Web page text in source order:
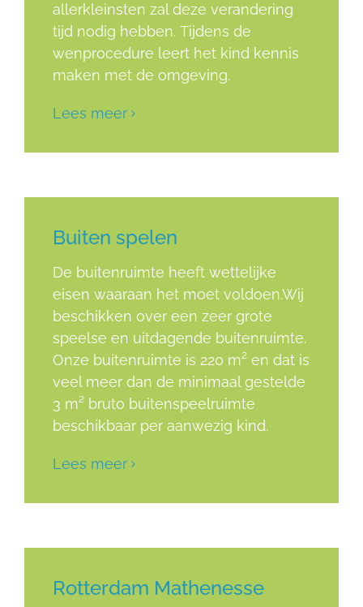
allerkleinsten zal deze verandering
tijd nodig hebben. Tijdens de
wenprocedure leert het kind kennis
maken met de omgeving.
Lees meer
Buiten spelen
De buitenruimte heeft wettelijke
eisen waaraan het moet voldoen.Wij
beschikken over een zeer grote
speelse en uitdagende buitenruimte.
Onze buitenruimte is 220 m² en dat is
veel meer dan de minimaal gestelde
3 m² bruto buitenspeelruimte
beschikbaar per aanwezig kind.
Lees meer
Rotterdam Mathenesse